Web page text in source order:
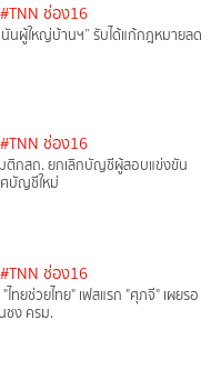
#TNN ช่อง16
นผู้ใหญ่บ้านฯ” รับได้แก้กฎหมายลด
#TNN ช่อง16
ติกสถ. ยกเลิกบัญชีผู้สอบแข่งขัน
บัญชีใหม่
#TNN ช่อง16
ไทยช่วยไทย" เฟสแรก "ศุภจี" เผยรอ
ชง ครม.